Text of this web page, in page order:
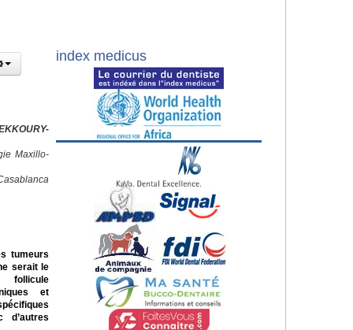
Maxillo-
tumeurs
serait le
follicule
et
d’autres
index medicus